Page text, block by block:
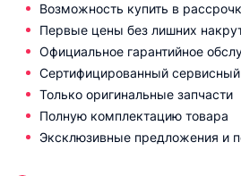
Возможность купить в
Первые цены без лишних
Официальное гарантийное
Сертифицированный сервисный
Только оригинальные запчасти
Полную комплектацию товара
Эксклюзивные предложения и